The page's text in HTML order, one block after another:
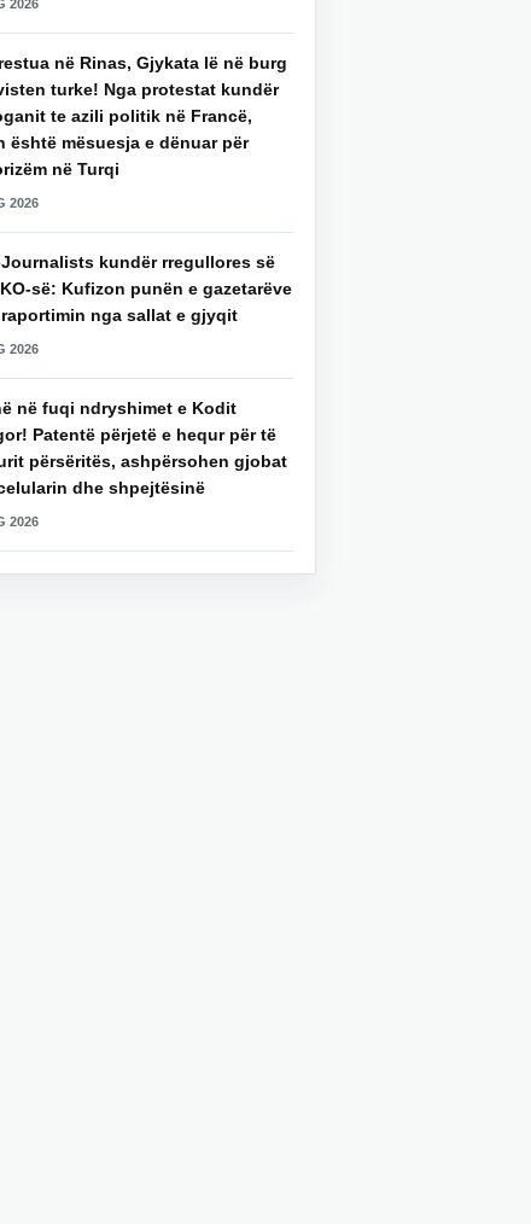
2026
në Rinas, Gjykata lë në burg
turke! Nga protestat kundër
te azili politik në Francë,
është mësuesja e dënuar për
në Turqi
2026
kundër rregullores së
së: Kufizon punën e gazetarëve
nga sallat e gjyqit
2026
në fuqi ndryshimet e Kodit
Patentë përjetë e hequr për të
përsëritës, ashpërsohen gjobat
dhe shpejtësinë
2026